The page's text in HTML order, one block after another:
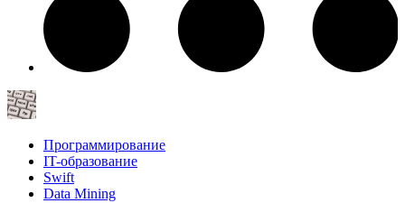
Программирование
IT-образование
Swift
Data Mining